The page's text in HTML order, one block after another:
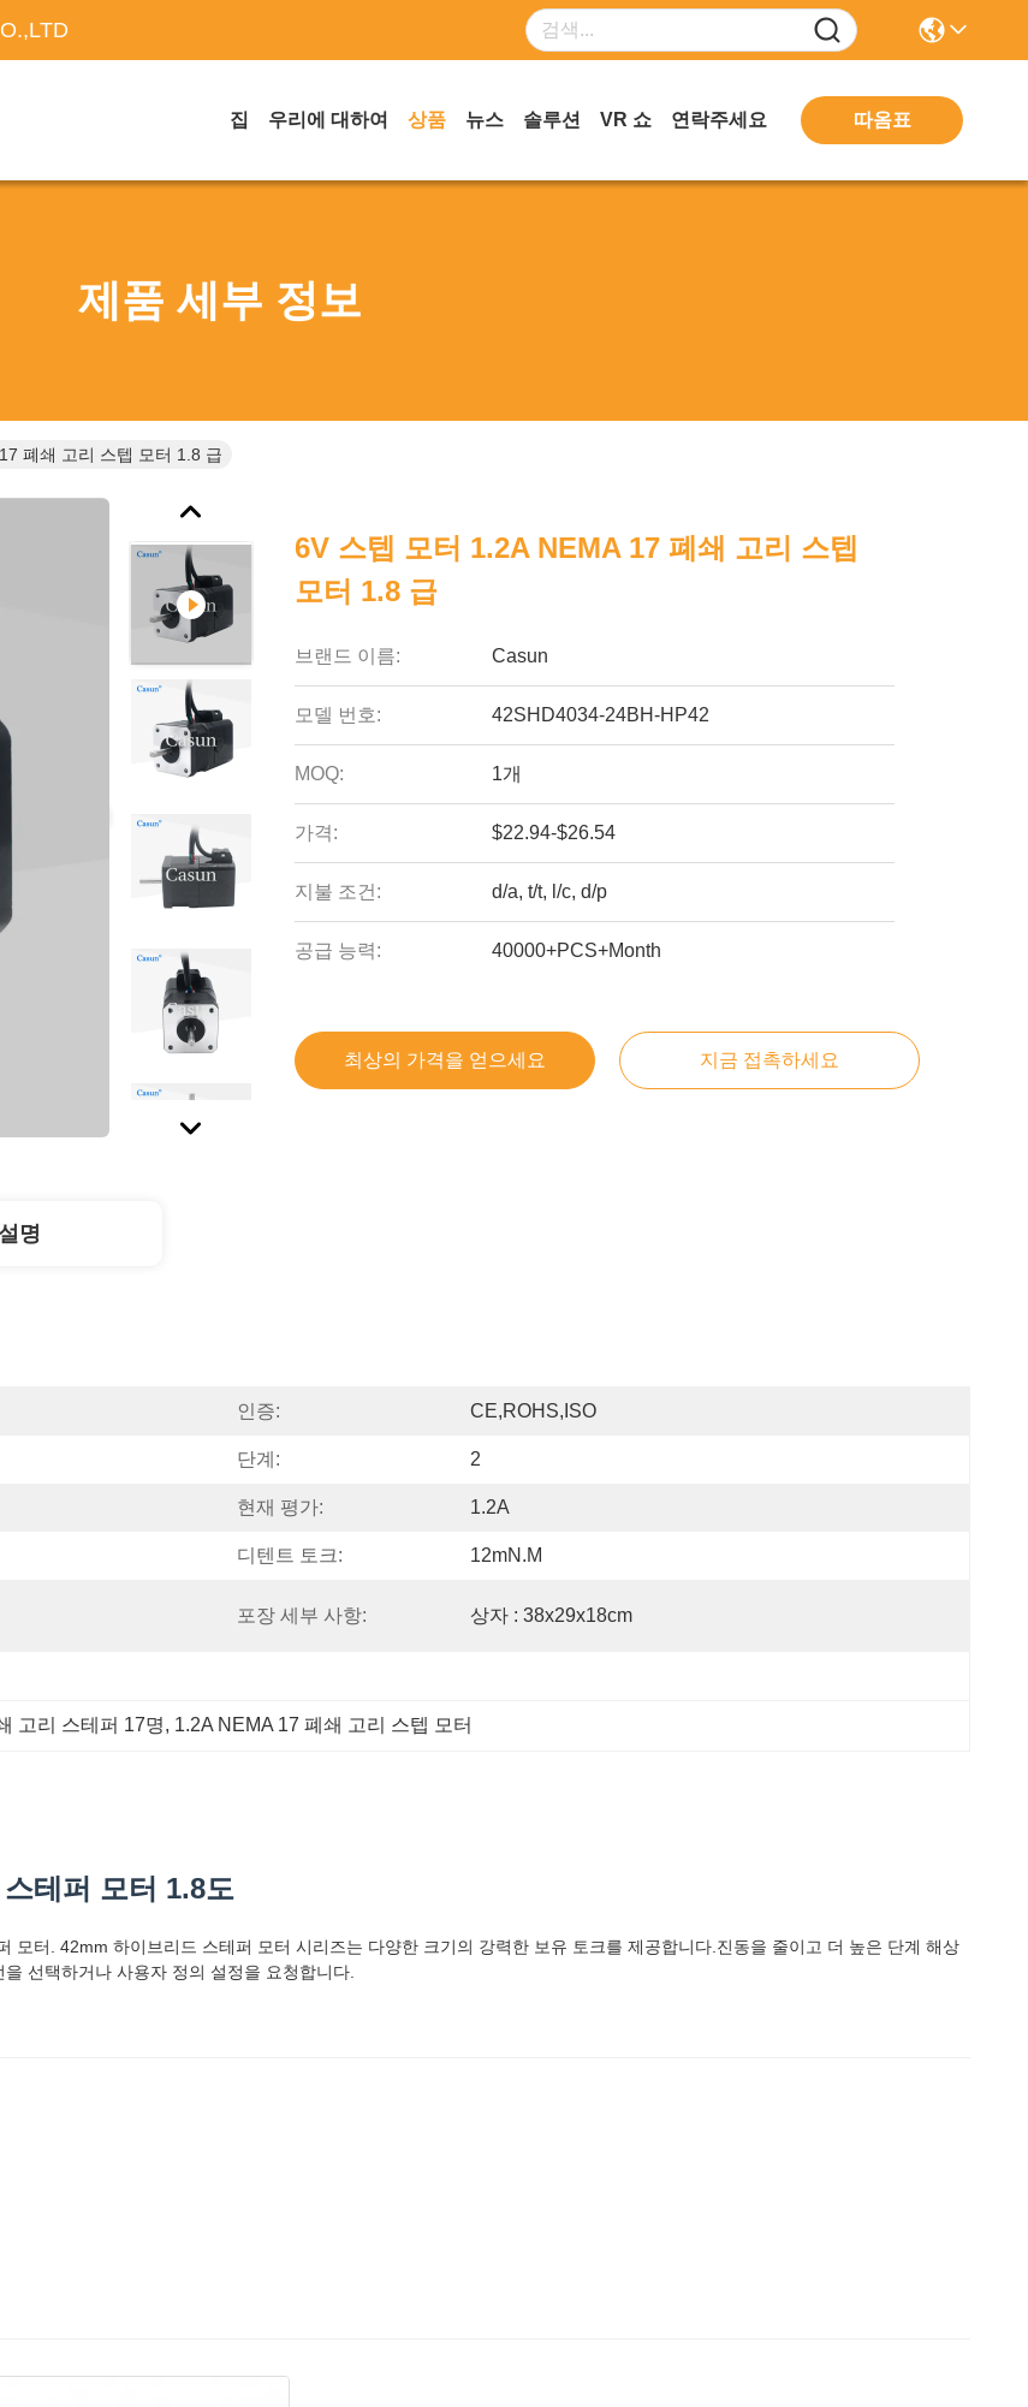
집 우리에 대하여 상품 뉴스 솔루션 VR 쇼 연락주세요 따옴표
제품 세부 정보
폐쇄 고리 스텝 모터 1.8 급
6V 스텝 모터 1.2A NEMA 17 폐쇄 고리 스텝
모터 1.8 급
브랜드 이름: Casun
모델 번호: 42SHD4034-24BH-HP42
MOQ: 1개
가격: $22.94-$26.54
지불 조건: d/a, t/t, l/c, d/p
공급 능력: 40000+PCS+Month
최상의 가격을 얻으세요 지금 접촉하세요
명
인증: CE,ROHS,ISO
단계: 2
현재 평가: 1.2A
디텐트 토크: 12mN.m
포장 세부 사항: 상자 : 38x29x18cm
고리 스테퍼 17명, 1.2A NEMA 17 폐쇄 고리 스텝 모터
테퍼 모터 1.8도
모터. 42mm 하이브리드 스테퍼 모터 시리즈는 다양한 크기의 강력한 보유 토크를 제공합니다.진동을 줄이고 더 높은 단계 해상
선택하거나 사용자 정의 설정을 요청합니다.